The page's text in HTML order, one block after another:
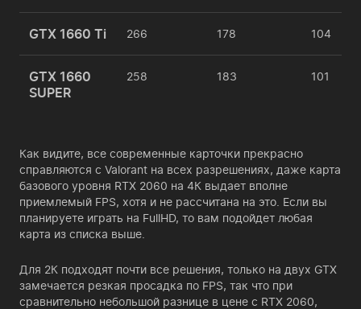
GTX 1660 Ti 266 178 104
GTX 1660
SUPER
258 183 101
Как видите, все современные карточки прекрасно
справляются с Valorant на всех разрешениях, даже карта
базового уровня RTX 2060 на 4К выдает вполне
приемлемый FPS, хотя и не рассчитана на это. Если вы
планируете играть на FullHD, то вам подойдет любая
карта из списка выше.
Для 2К подходят почти все решения, только на двух GTX
замечается резкая просадка по FPS, так что при
сравнительно небольшой разнице в цене с RTX 2060,